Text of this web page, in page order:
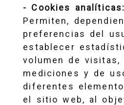
- Cookies analíticas:
Permiten,
preferencias del
establecer
volumen de
mediciones y de
diferentes
el sitio web, al